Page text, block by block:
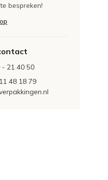
bespreken!
- 21 40 50
48 18 79